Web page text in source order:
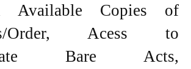
Available Copies of
Order, Acess to
State Bare Acts,